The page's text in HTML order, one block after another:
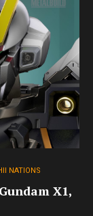
NATIONS
X1,